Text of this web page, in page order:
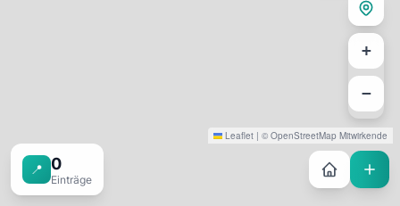
+
−
Leaflet | © OpenStreetMap Mitwirkende
📍 0
Einträge